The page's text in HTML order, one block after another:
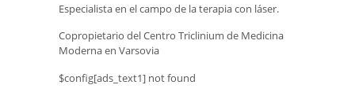
Especialista en el campo de la terapia con láser.
Copropietario del Centro Triclinium de Medicina
Moderna en Varsovia
$config[ads_text1] not found